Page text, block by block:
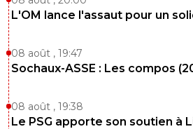
fab-g-ronimo 24 juin 2025 à
0+ Répondre
L'OM lance l'assaut pour un
08 août , 19:47
Sochaux-ASSE : Les compos
08 août , 19:38
Le PSG apporte son soutien à